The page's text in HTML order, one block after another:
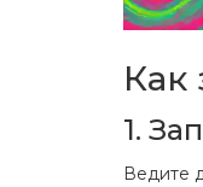
Как
1.
Ведите